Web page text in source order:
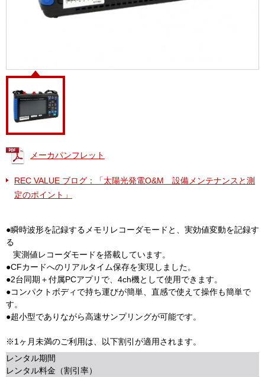
メーカパンフレット
REC VALUE ブログ：「太陽光発電O&M 設備メンテナンスと測
定のポイント」
●瞬時波形を記録するメモリレコーダモードと、実効値変動を記録す
る
実測値レコーダモードを搭載しています。
●CFカードへのリアルタイム保存を実現しました。
●2台同期＋付属PCアプリで、4ch機として使用できます。
●コンパクトボディで持ち運びが簡単、直感で使えて操作も簡単で
す。
●超小型でありながら高速サンプリングが可能です。
※1ヶ月未満のご利用は、以下割引が適用されます。
レンタル期間
レンタル料金（割引率）